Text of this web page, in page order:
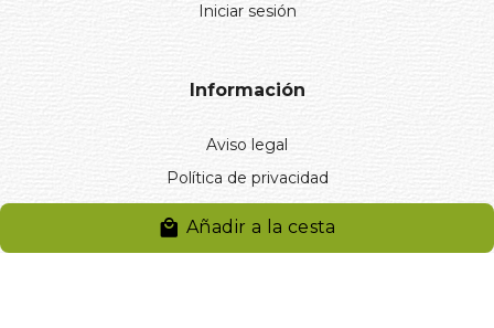
Añadir a la cesta
Iniciar sesión
Información
Aviso legal
Política de privacidad